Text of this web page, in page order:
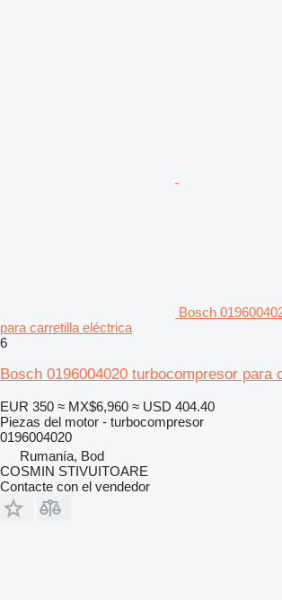
Bosch
para carretilla eléctrica
6
Bosch 0196004020 turbocompresor para
EUR 350 ≈ MX$6,960 ≈ USD 404.40
Piezas del motor - turbocompresor
0196004020
Rumanía, Bod
COSMIN STIVUITOARE
Contacte con el vendedor